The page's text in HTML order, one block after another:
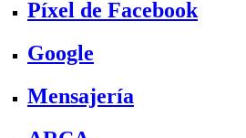
Píxel de Facebook
Google
Mensajería